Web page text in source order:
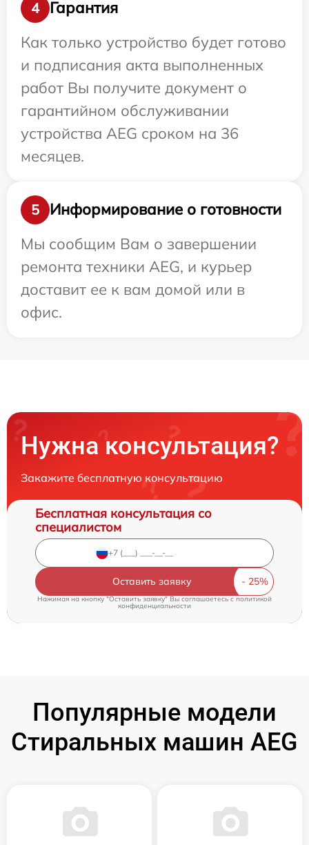
4
Гарантия
Как только устройство будет готово
и подписания акта выполненных
работ Вы получите документ о
гарантийном обслуживании
устройства AEG сроком на 36
месяцев.
5
Информирование о готовности
Мы сообщим Вам о завершении
ремонта техники AEG, и курьер
доставит ее к вам домой или в
офис.
Нужна консультация?
Закажите бесплатную консультацию
Бесплатная консультация со
специалистом
Оставить заявку
Нажимая на кнопку "Оставить заявку" Вы соглашаетесь cполитикой
конфиденциальности
Популярные модели
Стиральных машин AEG